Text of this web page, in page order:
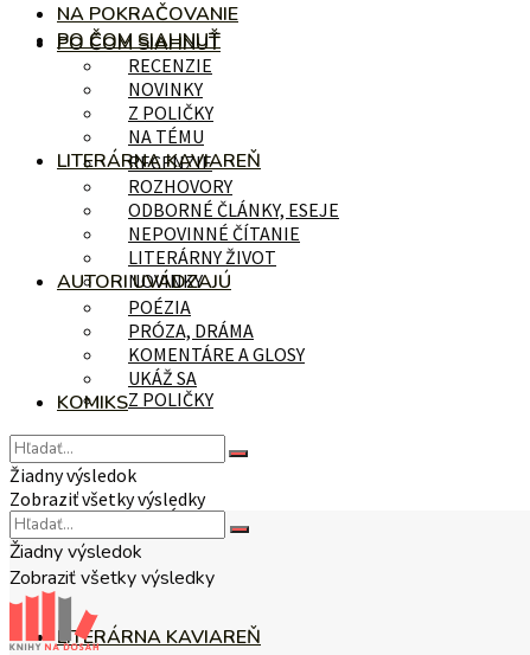
PO ČOM SIAHNUŤ
RECENZIE
NOVINKY
Z POLIČKY
NA TÉMU
LITERÁRNA KAVIAREŇ
NA POKRAČOVANIE
PO ČOM SIAHNUŤ
RECENZIE
NOVINKY
Z POLIČKY
NA TÉMU
LITERÁRNA KAVIAREŇ
ROZHOVORY
ODBORNÉ ČLÁNKY, ESEJE
NEPOVINNÉ ČÍTANIE
LITERÁRNY ŽIVOT
AUTORI UVÁDZAJÚ
POÉZIA
PRÓZA, DRÁMA
KOMENTÁRE A GLOSY
UKÁŽ SA
KOMIKS
Žiadny výsledok
Zobraziť všetky výsledky
Žiadny výsledok
Zobraziť všetky výsledky